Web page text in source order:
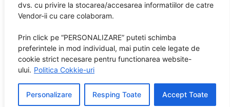
dvs. cu privire la stocarea/accesarea informatiilor de catre
Vendor-ii cu care colaboram.
Prin click pe “PERSONALIZARE” puteti schimba
preferintele in mod individual, mai putin cele legate de
cookie strict necesare pentru functionarea website-
ului. Politica Cokkie-uri
Personalizare Resping Toate Accept Toate